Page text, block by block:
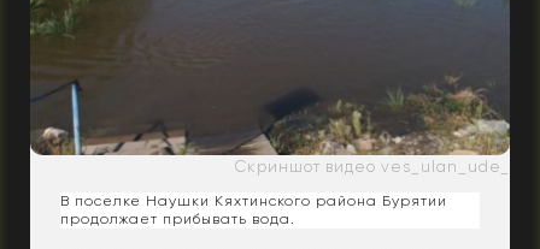
Скриншот видео ves_ulan_ude_
В поселке Наушки Кяхтинского района Бурятии
продолжает прибывать вода.